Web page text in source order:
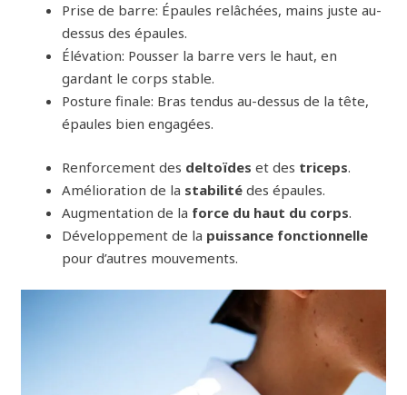
Prise de barre: Épaules relâchées, mains juste au-
dessus des épaules.
Élévation: Pousser la barre vers le haut, en
gardant le corps stable.
Posture finale: Bras tendus au-dessus de la tête,
épaules bien engagées.
Renforcement des deltoïdes et des triceps.
Amélioration de la stabilité des épaules.
Augmentation de la force du haut du corps.
Développement de la puissance fonctionnelle
pour d’autres mouvements.